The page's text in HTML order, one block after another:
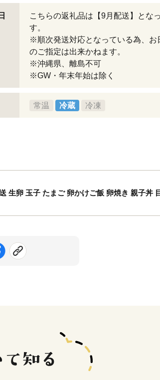
こちらの返礼品は【9月配送】とな
す。
※順次発送対応となっている為、お
のご指定は出来かねます。
※沖縄県、離島不可
※GW・年末年始は除く
常温 冷蔵 冷凍
卵 玉子 たまご 卵かけご飯 卵焼き 親子丼